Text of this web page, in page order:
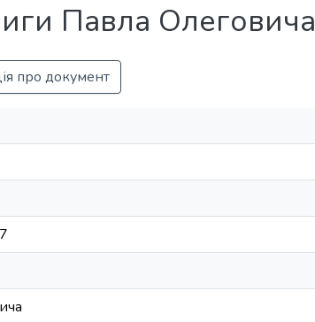
Павла Олеговича
про документ